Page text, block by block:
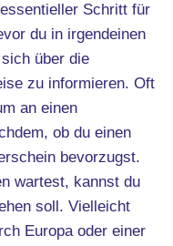
Schritt für
du in irgendeinen
über die
zu informieren. Oft
an einen
ob du einen
bevorzugst.
wartest, kannst du
soll. Vielleicht
Europa oder einer